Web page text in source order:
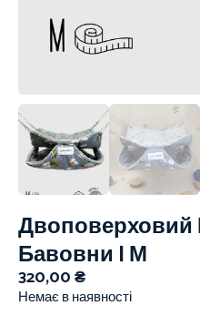
Двоповерховий
Бавовни | М
320,00₴
Немає в наявності